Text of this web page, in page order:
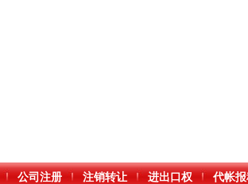
公司注册 注销转让 进出口权 代帐